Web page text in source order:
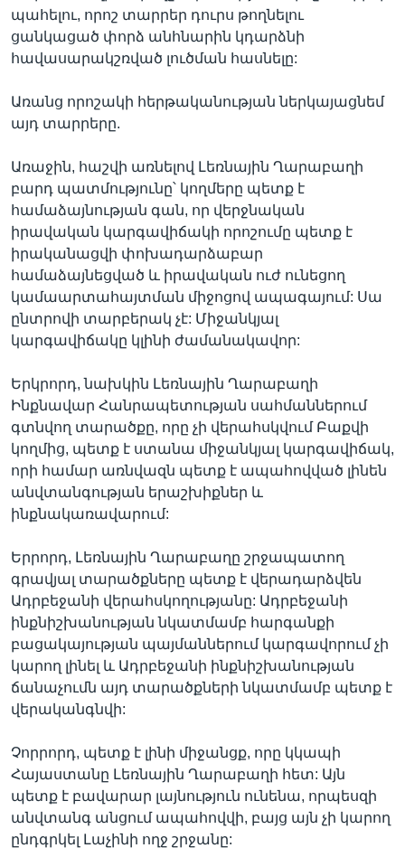
պահելու, որոշ տարրեր դուրս թողնելու
ցանկացած փորձ անհնարին կդարձնի
հավասարակշռված լուծման հասնելը:
Առանց որոշակի հերթականության ներկայացնեմ
այդ տարրերը.
Առաջին, հաշվի առնելով Լեռնային Ղարաբաղի
բարդ պատմությունը՝ կողմերը պետք է
համաձայնության գան, որ վերջնական
իրավական կարգավիճակի որոշումը պետք է
իրականացվի փոխադարձաբար
համաձայնեցված և իրավական ուժ ունեցող
կամաարտահայտման միջոցով ապագայում: Սա
ընտրովի տարբերակ չէ: Միջանկյալ
կարգավիճակը կլինի ժամանակավոր:
Երկրորդ, նախկին Լեռնային Ղարաբաղի
Ինքնավար Հանրապետության սահմաններում
գտնվող տարածքը, որը չի վերահսկվում Բաքվի
կողմից, պետք է ստանա միջանկյալ կարգավիճակ,
որի համար առնվազն պետք է ապահովված լինեն
անվտանգության երաշխիքներ և
ինքնակառավարում:
Երրորդ, Լեռնային Ղարաբաղը շրջապատող
գրավյալ տարածքները պետք է վերադարձվեն
Ադրբեջանի վերահսկողությանը: Ադրբեջանի
ինքնիշխանության նկատմամբ հարգանքի
բացակայության պայմաններում կարգավորում չի
կարող լինել և Ադրբեջանի ինքնիշխանության
ճանաչումն այդ տարածքների նկատմամբ պետք է
վերականգնվի:
Չորրորդ, պետք է լինի միջանցք, որը կկապի
Հայաստանը Լեռնային Ղարաբաղի հետ: Այն
պետք է բավարար լայնություն ունենա, որպեսզի
անվտանգ անցում ապահովվի, բայց այն չի կարող
ընդգրկել Լաչինի ողջ շրջանը: